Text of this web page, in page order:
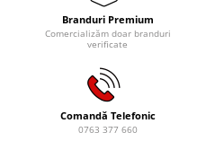
Branduri Premium
Comercializăm doar branduri
verificate
Comandă Telefonic
0763 377 660